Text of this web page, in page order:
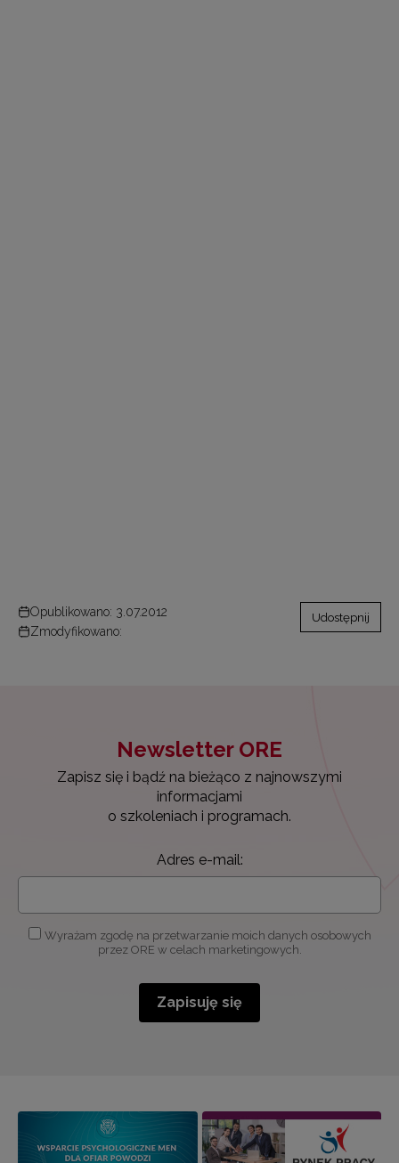
Opublikowano: 3.07.2012
Zmodyfikowano:
Udostępnij
Newsletter ORE
Zapisz się i bądź na bieżąco z najnowszymi
informacjami
o szkoleniach i programach.
Adres e-mail:
Wyrażam zgodę na przetwarzanie moich danych osobowych
przez ORE w celach marketingowych.
Zapisuję się